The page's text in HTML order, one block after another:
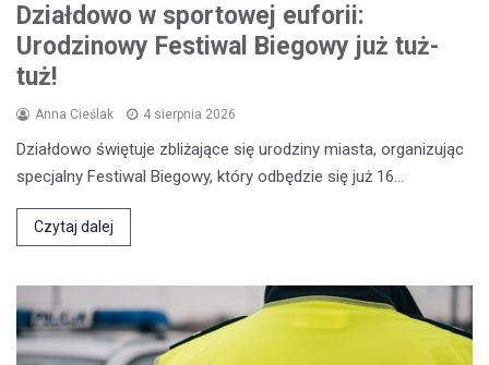
Działdowo w sportowej euforii:
Urodzinowy Festiwal Biegowy już tuż-
tuż!
Anna Cieślak 4 sierpnia 2026
Działdowo świętuje zbliżające się urodziny miasta, organizując
specjalny Festiwal Biegowy, który odbędzie się już 16…
Czytaj dalej